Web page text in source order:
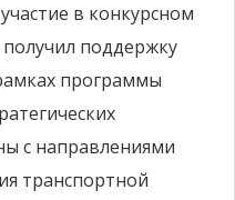
в конкурсном
поддержку
программы
с направлениями
транспортной